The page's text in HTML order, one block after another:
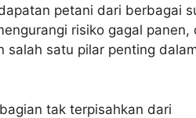
petani dari berbagai
risiko gagal panen,
salah satu pilar penting
tak terpisahkan dari